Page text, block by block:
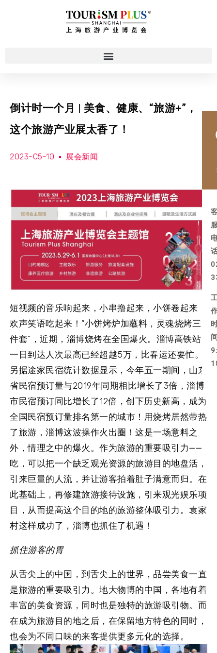
倒计时一个月 | 美食、健康、“旅游+”，
这个旅游产业展太香了！
2023-05-10 展会新闻
短视频的音乐响起来，小串撸起来，小饼卷起来，
欢声笑语吃起来！“小饼烤炉加蘸料，灵魂烧烤三
件套”，近期，淄博烧烤在全国爆火。淄博高铁站
一日到达人次最高已经超越5万，比春运还要忙。
另据途家民宿统计数据显示，今年五一期间，山东
省民宿预订量与2019年同期相比增长了3倍，淄博
市民宿预订同比增长了12倍，创下历史新高，成为
全国民宿预订量排名第一的城市！用烧烤居然带热
了旅游，淄博这波操作火出圈！这是一场意料之
外，情理之中的爆火。 作为旅游的重要吸引力——
吃，可以把一个缺乏观光资源的旅游目的地盘活，
引来巨量的人流，并让游客拍着肚子满意而归。在
此基础上，再修建旅游接待设施，引来观光娱乐项
目，从而提高这个目的地的旅游整体吸引力。 袁家
村这样成功了，淄博也抓住了机遇！
抓住游客的胃
从舌尖上的中国，到舌尖上的世界，品尝美食一直
是旅游的重要吸引力。地大物博的中国，各地有着
丰富的美食资源，同时也是独特的旅游吸引物。而
在成为旅游目的地之后，在保留地方特色的同时，
也会为不同口味的来客提供更多元化的选择。